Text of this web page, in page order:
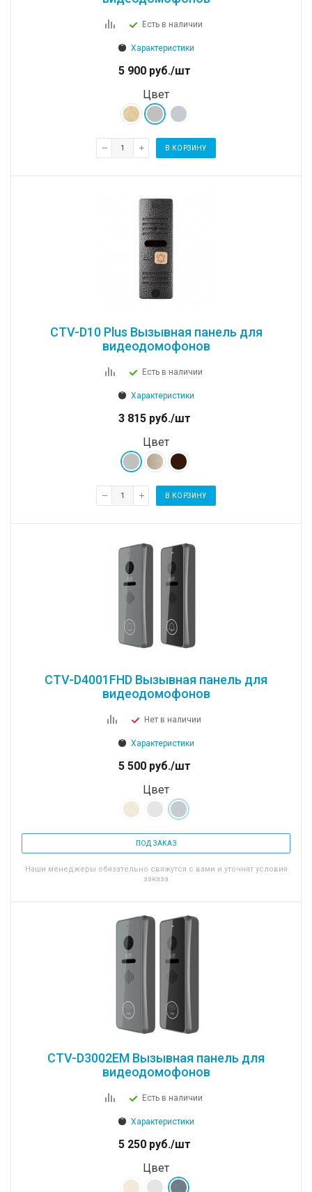
Есть в наличии
Характеристики
5 900 руб./шт
Цвет
В КОРЗИНУ
CTV-D10 Plus Вызывная панель для
видеодомофонов
Есть в наличии
Характеристики
3 815 руб./шт
Цвет
В КОРЗИНУ
CTV-D4001FHD Вызывная панель для
видеодомофонов
Нет в наличии
Характеристики
5 500 руб./шт
Цвет
ПОД ЗАКАЗ
Наши менеджеры обязательно свяжутся с вами и уточнят условия
заказа
CTV-D3002EM Вызывная панель для
видеодомофонов
Есть в наличии
Характеристики
5 250 руб./шт
Цвет